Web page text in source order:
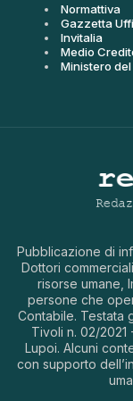
Normattiva
Gazzetta
Invitalia
Medio
Ministero
Pubblicazione di
Dottori
risorse umane,
persone che
Contabile. Testata
Tivoli n. 02/2021
Lupoi. Alcuni
con supporto